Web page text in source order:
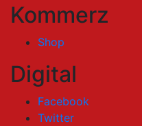
Kommerz
Shop
Digital
Facebook
Twitter